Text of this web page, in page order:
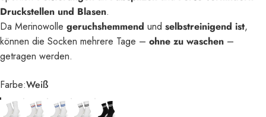
Druckstellen und Blasen.
Da Merinowolle geruchshemmend und selbstreinigend ist,
können die Socken mehrere Tage – ohne zu waschen –
getragen werden.
Farbe
Farbe:Weiß